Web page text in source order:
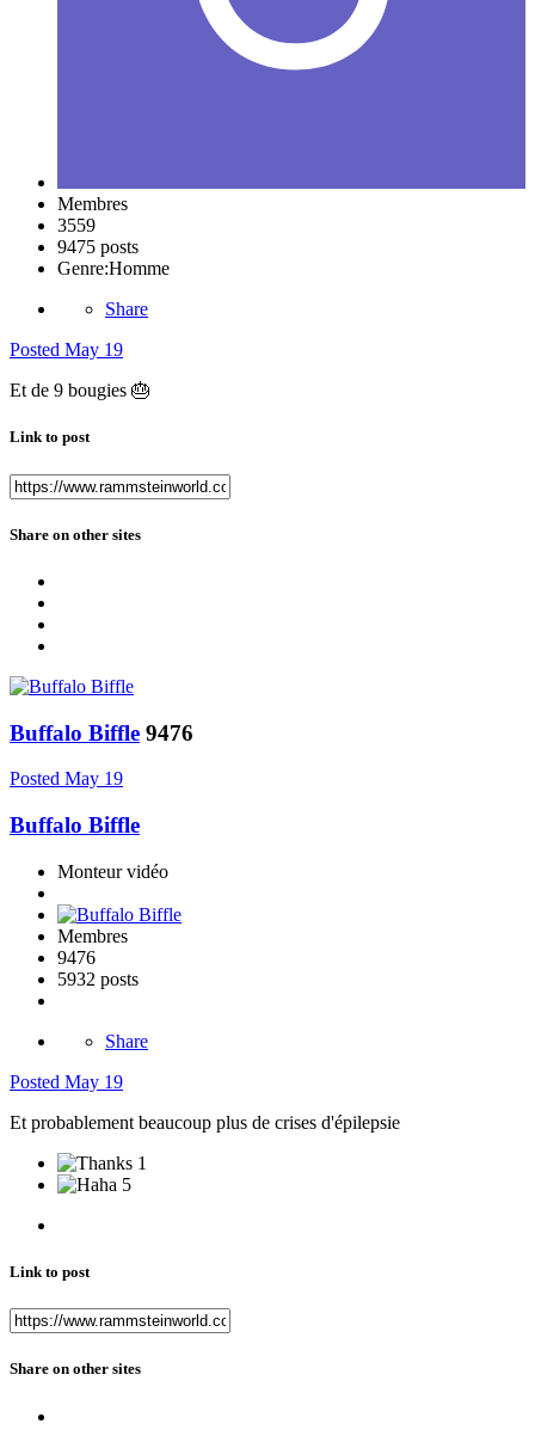
Membres
3559
9475 posts
Genre:Homme
Share
Posted May 19
Et de 9 bougies 🎂
Link to post
Share on other sites
Buffalo Biffle 9476
Posted May 19
Buffalo Biffle
Monteur vidéo
Membres
9476
5932 posts
Share
Posted May 19
Et probablement beaucoup plus de crises d'épilepsie
1
5
Link to post
Share on other sites